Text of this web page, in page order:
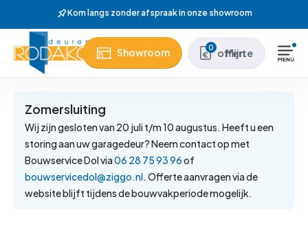
content
Wij hebben
Showroom 0 Mijn offerte
Zomersluiting
Wij zijn gesloten van 20 juli t/m 10 augustus. Heeft u een
storing aan uw garagedeur? Neem contact op met
Bouwservice Dol via06 28 75 93 96of
bouwservicedol@ziggo.nl. Offerte aanvragen via de
website blijft tijdens de bouwvakperiode mogelijk.
Close
Menu